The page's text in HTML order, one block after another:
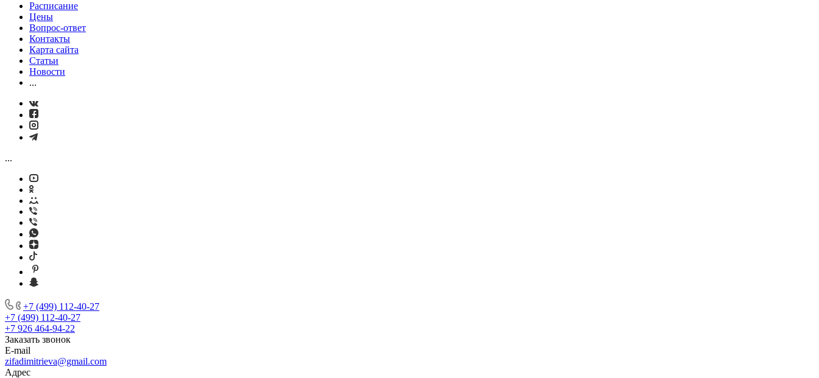
Расписание
Цены
Вопрос-ответ
Контакты
Карта сайта
Статьи
Новости
...
...
+7 (499) 112-40-27
+7 (499) 112-40-27
+7 926 464-94-22
Заказать звонок
E-mail
zifadimitrieva@gmail.com
Адрес